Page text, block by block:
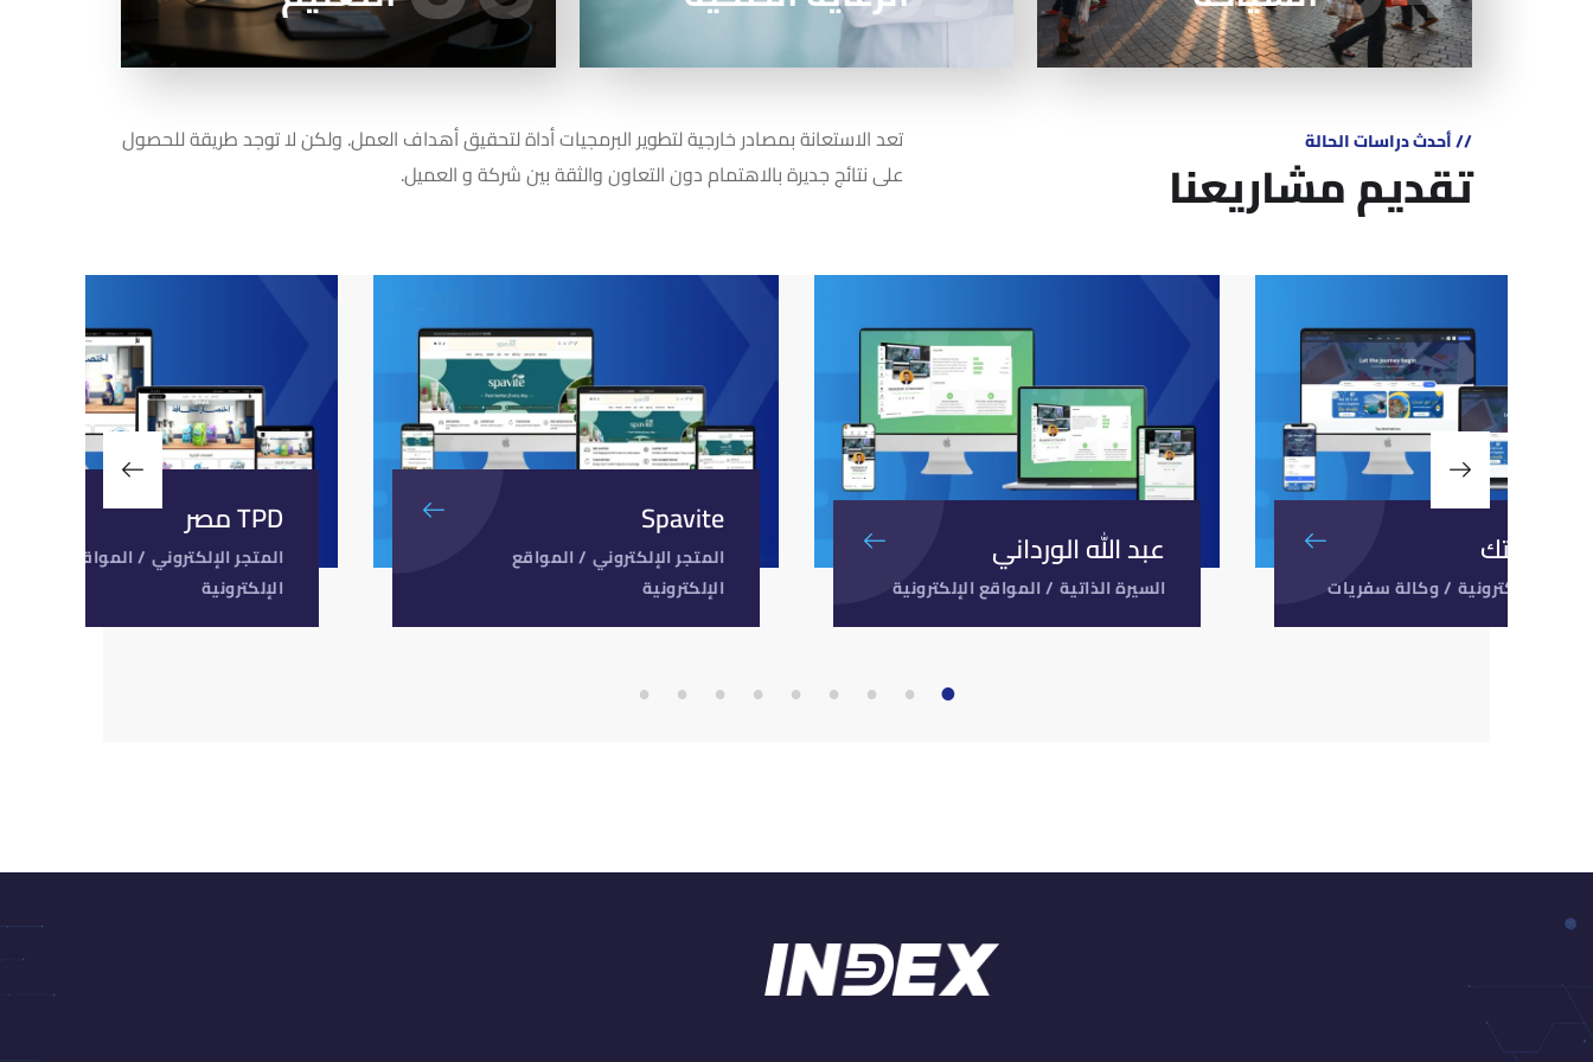
معرفة المزيد معرفة المزيد
// أحدث دراسات الحالة
تقديم مشاريعنا
تعد الاستعانة بمصادر خارجية لتطوير البرمجيات أداة لتحقيق أهداف العمل. ولكن لا توجد طريقة للحصول
على نتائج جديرة بالاهتمام دون التعاون والثقة بين شركة و العميل.
إستك
الإلكترونية /وكالة سفريات
عبد الله الورداني
السيرة الذاتية /المواقع الإلكترونية
Spavite
المتجر الإلكتروني /المواقع
الإلكترونية
TPD مصر
المتجر الإلكتروني /المواقع
الإلكترونية
1
2
3
4
5
6
7
8
9